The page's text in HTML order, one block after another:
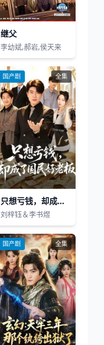
继父
李幼斌,郝岩,侯天来
国产剧 全集
只想亏钱，却成了国民好老板
刘梓钰＆李书煜
国产剧 全集